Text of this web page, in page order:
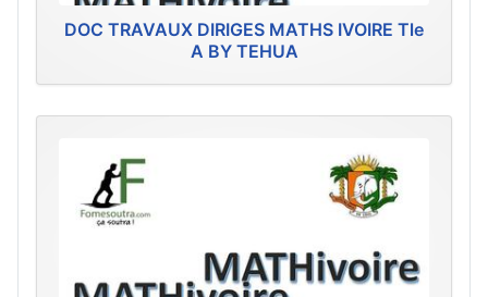
DOC TRAVAUX DIRIGES MATHS IVOIRE Tle
A BY TEHUA